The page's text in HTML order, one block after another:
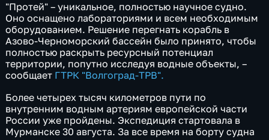
"Протей" – уникальное, полностью научное судно.
Оно оснащено лабораториями и всем необходимым
оборудованием. Решение перегнать корабль в
Азово-Черноморский бассейн было принято, чтобы
полностью раскрыть ресурсный потенциал
территории, попутно исследуя водные объекты, –
сообщает ГТРК "Волгоград-ТРВ".
Более четырех тысяч километров пути по
внутренним водным артериям европейской части
России уже пройдены. Экспедиция стартовала в
Мурманске 30 августа. За все время на борту судна